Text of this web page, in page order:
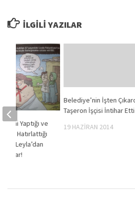
İLGILI YAZILAR
Belediye’nin İşten
Taşeron İşçisi İntihar Etti
19 HAZIRAN 2014
Yaptığı ve
Hatırlattığı
Leyla’dan